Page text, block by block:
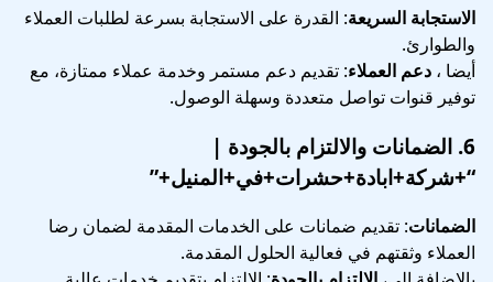
الاستجابة السريعة: القدرة على الاستجابة بسرعة لطلبات العملاء
والطوارئ.
أيضا ، دعم العملاء: تقديم دعم مستمر وخدمة عملاء ممتازة، مع
توفير قنوات تواصل متعددة وسهلة الوصول.
6. الضمانات والالتزام بالجودة |
“+شركة+ابادة+حشرات+في+المنيل+”
الضمانات: تقديم ضمانات على الخدمات المقدمة لضمان رضا
العملاء وثقتهم في فعالية الحلول المقدمة.